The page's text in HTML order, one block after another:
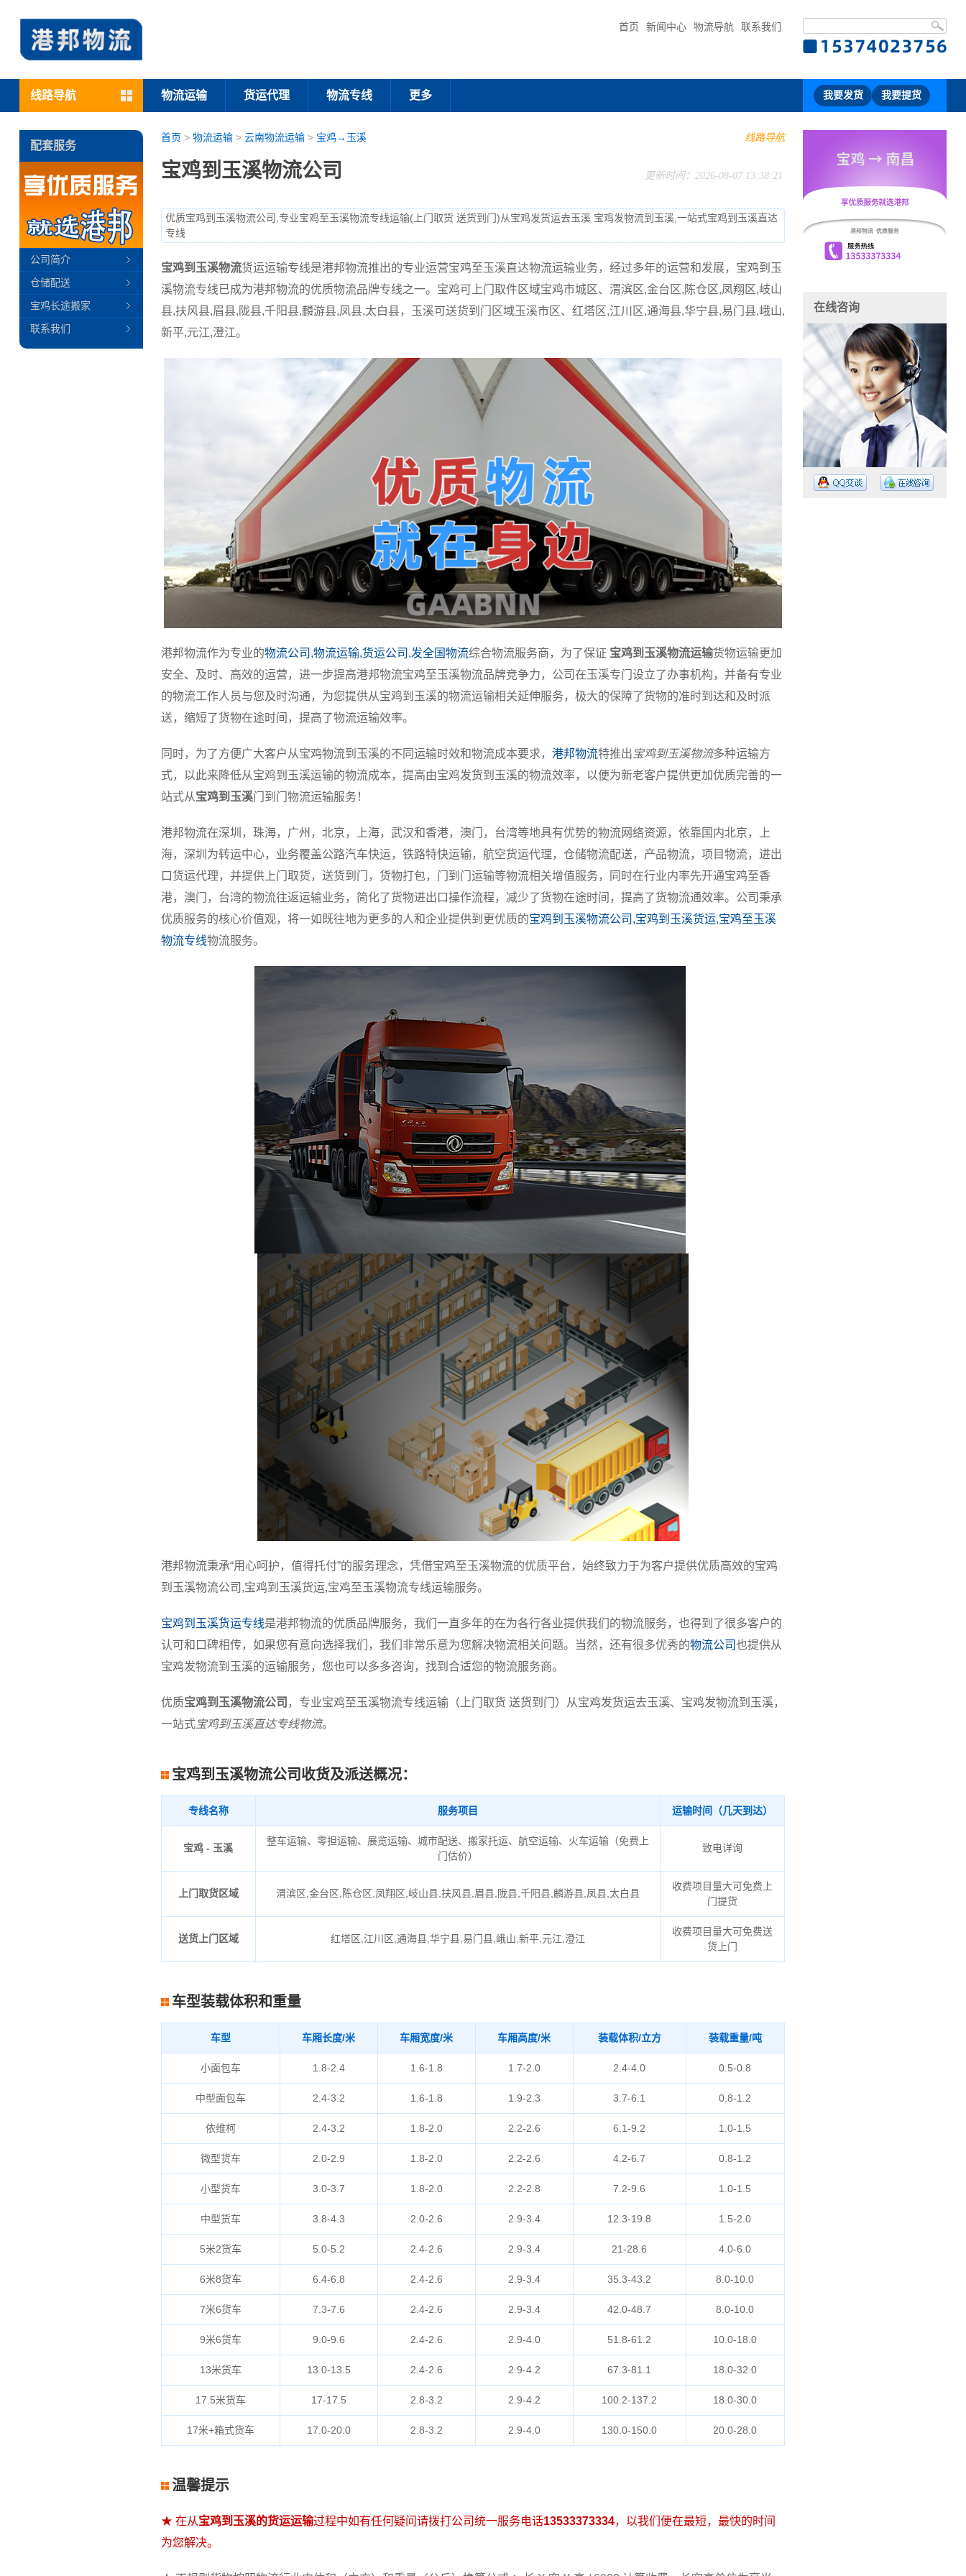
首页 新闻中心 物流导航 联系我们
线路导航 物流运输 货运代理 物流专线 更多 我要发货 我要提货
线路导航
首页 > 物流运输> 云南物流运输> 宝鸡→玉溪
宝鸡到玉溪物流公司 更新时间：2026-08-07 13:38:21
优质宝鸡到玉溪物流公司,专业宝鸡至玉溪物流专线运输(上门取货 送货到门)从宝鸡发货运去玉溪 宝鸡发物流到玉溪,一站式宝鸡到玉溪直达
专线
宝鸡到玉溪物流货运运输专线是港邦物流推出的专业运营宝鸡至玉溪直达物流运输业务，经过多年的运营和发展，宝鸡到玉
溪物流专线已成为港邦物流的优质物流品牌专线之一。宝鸡可上门取件区域宝鸡市城区、渭滨区,金台区,陈仓区,凤翔区,岐山
县,扶风县,眉县,陇县,千阳县,麟游县,凤县,太白县，玉溪可送货到门区域玉溪市区、红塔区,江川区,通海县,华宁县,易门县,峨山,
新平,元江,澄江。
港邦物流作为专业的物流公司,物流运输,货运公司,发全国物流综合物流服务商，为了保证 宝鸡到玉溪物流运输货物运输更加
安全、及时、高效的运营，进一步提高港邦物流宝鸡至玉溪物流品牌竞争力，公司在玉溪专门设立了办事机构，并备有专业
的物流工作人员与您及时沟通，为您提供从宝鸡到玉溪的物流运输相关延伸服务，极大的保障了货物的准时到达和及时派
送，缩短了货物在途时间，提高了物流运输效率。
同时，为了方便广大客户从宝鸡物流到玉溪的不同运输时效和物流成本要求， 港邦物流特推出 宝鸡到玉溪物流多种运输方
式，以此来降低从宝鸡到玉溪运输的物流成本，提高由宝鸡发货到玉溪的物流效率，以便为新老客户提供更加优质完善的一
站式从宝鸡到玉溪门到门物流运输服务！
港邦物流在深圳，珠海，广州，北京，上海，武汉和香港，澳门，台湾等地具有优势的物流网络资源，依靠国内北京，上
海，深圳为转运中心，业务覆盖公路汽车快运，铁路特快运输，航空货运代理，仓储物流配送，产品物流，项目物流，进出
口货运代理，并提供上门取货，送货到门，货物打包，门到门运输等物流相关增值服务，同时在行业内率先开通宝鸡至香
港，澳门，台湾的物流往返运输业务，简化了货物进出口操作流程，减少了货物在途时间，提高了货物流通效率。公司秉承
优质服务的核心价值观，将一如既往地为更多的人和企业提供到更优质的宝鸡到玉溪物流公司,宝鸡到玉溪货运,宝鸡至玉溪
物流专线物流服务。
港邦物流秉承“用心呵护，值得托付”的服务理念，凭借宝鸡至玉溪物流的优质平台，始终致力于为客户提供优质高效的宝鸡
到玉溪物流公司,宝鸡到玉溪货运,宝鸡至玉溪物流专线运输服务。
宝鸡到玉溪货运专线是港邦物流的优质品牌服务，我们一直多年的在为各行各业提供我们的物流服务，也得到了很多客户的
认可和口碑相传，如果您有意向选择我们，我们非常乐意为您解决物流相关问题。当然，还有很多优秀的物流公司也提供从
宝鸡发物流到玉溪的运输服务，您也可以多多咨询，找到合适您的物流服务商。
优质宝鸡到玉溪物流公司 ，专业宝鸡至玉溪物流专线运输（上门取货 送货到门）从宝鸡发货运去玉溪、宝鸡发物流到玉溪，
一站式宝鸡到玉溪直达专线物流。
宝鸡到玉溪物流公司收货及派送概况：
专线名称 服务项目 运输时间（几天到达）
宝鸡 - 玉溪
整车运输、零担运输、展览运输、城市配送、搬家托运、航空运输、火车运输（免费上
门估价）
致电详询
上门取货区域 渭滨区,金台区,陈仓区,凤翔区,岐山县,扶风县,眉县,陇县,千阳县,麟游县,凤县,太白县
收费项目量大可免费上
门提货
送货上门区域 红塔区,江川区,通海县,华宁县,易门县,峨山,新平,元江,澄江
收费项目量大可免费送
货上门
车型装载体积和重量
车型 车厢长度/米 车厢宽度/米 车厢高度/米 装载体积/立方 装载重量/吨
小面包车 1.8-2.4 1.6-1.8 1.7-2.0 2.4-4.0 0.5-0.8
中型面包车 2.4-3.2 1.6-1.8 1.9-2.3 3.7-6.1 0.8-1.2
依维柯 2.4-3.2 1.8-2.0 2.2-2.6 6.1-9.2 1.0-1.5
微型货车 2.0-2.9 1.8-2.0 2.2-2.6 4.2-6.7 0.8-1.2
小型货车 3.0-3.7 1.8-2.0 2.2-2.8 7.2-9.6 1.0-1.5
中型货车 3.8-4.3 2.0-2.6 2.9-3.4 12.3-19.8 1.5-2.0
5米2货车 5.0-5.2 2.4-2.6 2.9-3.4 21-28.6 4.0-6.0
6米8货车 6.4-6.8 2.4-2.6 2.9-3.4 35.3-43.2 8.0-10.0
7米6货车 7.3-7.6 2.4-2.6 2.9-3.4 42.0-48.7 8.0-10.0
9米6货车 9.0-9.6 2.4-2.6 2.9-4.0 51.8-61.2 10.0-18.0
13米货车 13.0-13.5 2.4-2.6 2.9-4.2 67.3-81.1 18.0-32.0
17.5米货车 17-17.5 2.8-3.2 2.9-4.2 100.2-137.2 18.0-30.0
17米+箱式货车 17.0-20.0 2.8-3.2 2.9-4.0 130.0-150.0 20.0-28.0
温馨提示
★ 在从宝鸡到玉溪的货运运输过程中如有任何疑问请拨打公司统一服务电话13533373334，以我们便在最短，最快的时间
为您解决。
配套服务
公司简介
仓储配送
宝鸡长途搬家
联系我们
在线咨询